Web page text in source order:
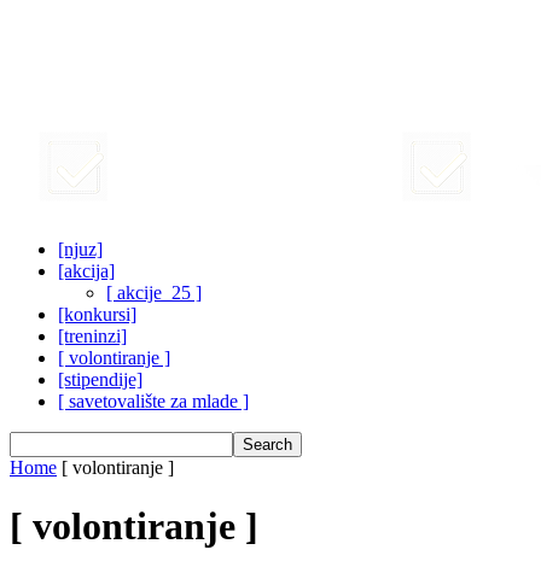
[njuz]
[akcija]
[ akcije_25 ]
[konkursi]
[treninzi]
[ volontiranje ]
[stipendije]
[ savetovalište za mlade ]
Home [ volontiranje ]
[ volontiranje ]